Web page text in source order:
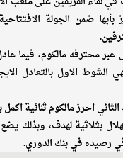
بأبها ضمن الجولة
عبر محترفه مالكوم، فيما
الشوط الاول بالتعادل
احرز مالكوم ثنائية اكمل
بثلاثية لهدف، وبذلك
رصيده في بنك الدوري.